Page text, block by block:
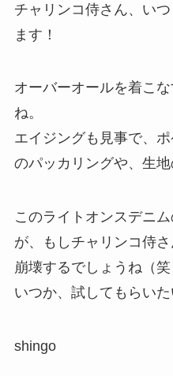
チャリンコ侍さん、い
ます！
オーバーオールを着こ
ね。
エイジングも見事で、
のパッカリングや、生地
このライトオンスデニ
が、もしチャリンコ侍
崩壊するでしょうね（笑
いつか、試してもらいた
shingo